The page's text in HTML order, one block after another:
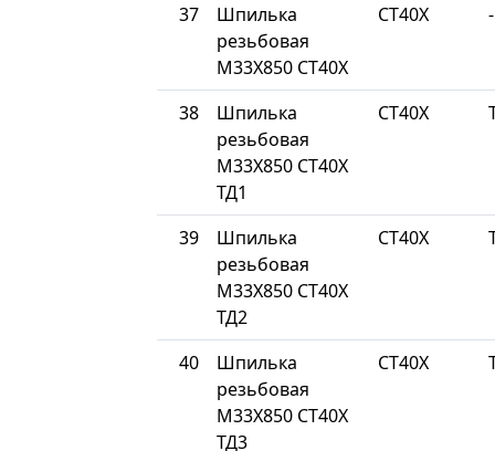
37
Шпилька
резьбовая
М33Х850 СТ40Х
СТ40Х -
38
Шпилька
резьбовая
М33Х850 СТ40Х
ТД1
СТ40Х
39
Шпилька
резьбовая
М33Х850 СТ40Х
ТД2
СТ40Х
40
Шпилька
резьбовая
М33Х850 СТ40Х
ТД3
СТ40Х